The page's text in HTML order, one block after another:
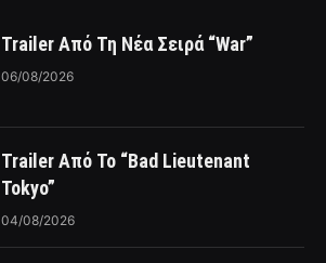
Trailer Από Τη Νέα Σειρά “War”
06/08/2026
Trailer Από Το “Bad Lieutenant
Tokyo”
04/08/2026